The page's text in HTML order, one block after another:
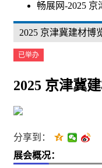
畅展网-2025
2025 京津冀建材博
已举办
2025 京津冀
分享到：
展会概况：